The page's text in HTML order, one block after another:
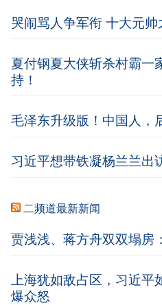
哭闹骂人争军衔 十大元帅
夏付钢夏大侠斩杀村霸一
持！
毛泽东升级版！中国人，
习近平想带铁凝杨兰兰出
二频道最新新闻
贾浅浅、蒋方舟双双塌房
上海犹如敌占区，习近平
爆众怒